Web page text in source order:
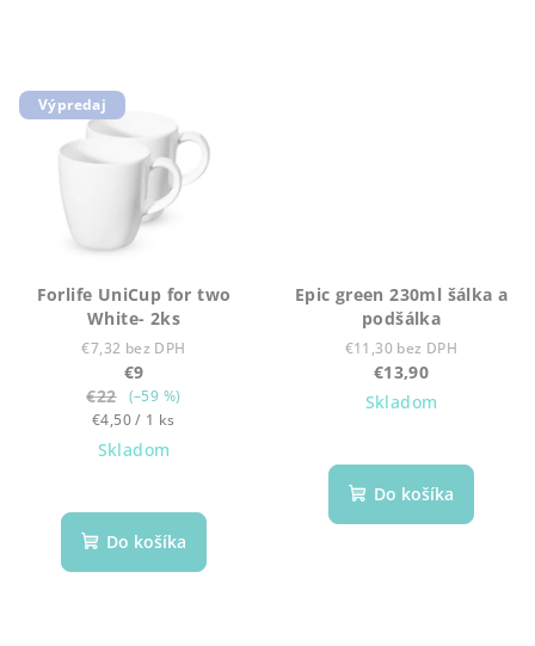
Výpredaj
Forlife UniCup for two
White- 2ks
€7,32 bez DPH
€9
€22
(–59 %)
Jednotková
cena:
€4,50 / 1 ks
Skladom
Do košíka
Epic green 230ml šálka a
podšálka
€11,30 bez DPH
€13,90
Skladom
Do košíka